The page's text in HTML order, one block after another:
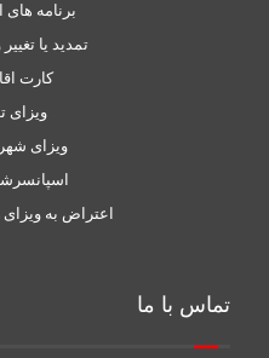
برنامه های
تمدید یا
کارت
ویزای
ویزای
اعتراض به
تماس با ما